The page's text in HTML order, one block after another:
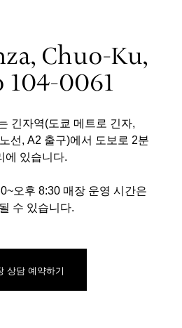
Chuo-Ku,
104-0061
긴자역(도쿄 메트로 긴자,
선, A2 출구)에서 도보로 2분
에 있습니다.
오후 8:30 매장 운영 시간은
수 있습니다.
상담 예약하기